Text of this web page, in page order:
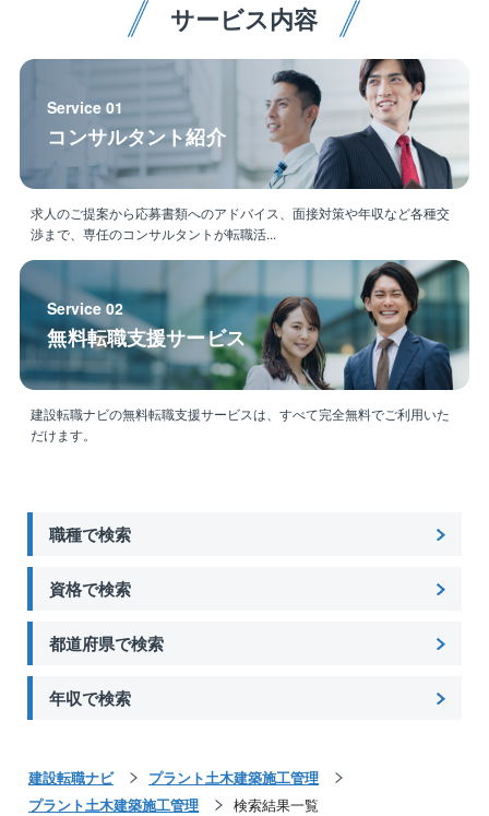
サービス内容
Service 01
コンサルタント紹介
求人のご提案から応募書類へのアドバイス、面接対策や年収など各種交
渉まで、専任のコンサルタントが転職活...
Service 02
無料転職支援サービス
建設転職ナビの無料転職支援サービスは、すべて完全無料でご利用いた
だけます。
職種で検索
資格で検索
都道府県で検索
年収で検索
建設転職ナビ
プラント土木建築施工管理
プラント土木建築施工管理
検索結果一覧